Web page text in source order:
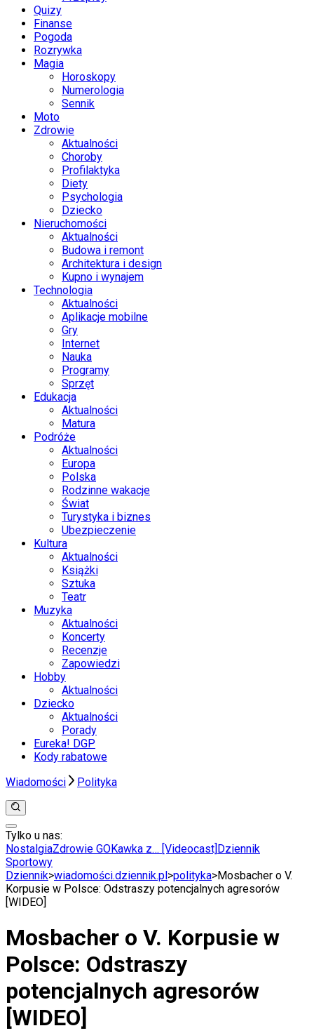
Quizy
Finanse
Pogoda
Rozrywka
Magia
Horoskopy
Numerologia
Sennik
Moto
Zdrowie
Aktualności
Choroby
Profilaktyka
Diety
Psychologia
Dziecko
Nieruchomości
Aktualności
Budowa i remont
Architektura i design
Kupno i wynajem
Technologia
Aktualności
Aplikacje mobilne
Gry
Internet
Nauka
Programy
Sprzęt
Edukacja
Aktualności
Matura
Podróże
Aktualności
Europa
Polska
Rodzinne wakacje
Świat
Turystyka i biznes
Ubezpieczenie
Kultura
Aktualności
Książki
Sztuka
Teatr
Muzyka
Aktualności
Koncerty
Recenzje
Zapowiedzi
Hobby
Aktualności
Dziecko
Aktualności
Porady
Eureka! DGP
Kody rabatowe
Wiadomości
Polityka
Anuluj
Wiadomości
Świat
Polityka
Gospodarka
Aktualności
Emerytury
Finanse
Praca
Podatki
Twoje finanse
Finanse
Tylko u nas:
NostalgiaZdrowie GOKawka z… [Videocast] Dziennik
Sportowy
Dziennik>wiadomości.dziennik.pl >polityka>Mosbacher o V.
Korpusie w Polsce: Odstraszy potencjalnych agresorów
[WIDEO]
Mosbacher o V. Korpusie w
Polsce: Odstraszy
potencjalnych agresorów
[WIDEO]